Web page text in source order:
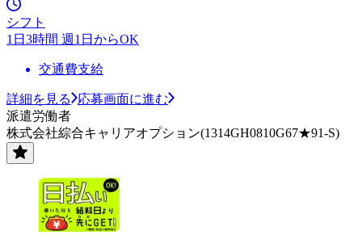
シフト
1日3時間 週1日からOK
交通費支給
詳細を見る
応募画面に進む
派遣労働者
株式会社綜合キャリアオプション(1314GH0810G67★91-S)